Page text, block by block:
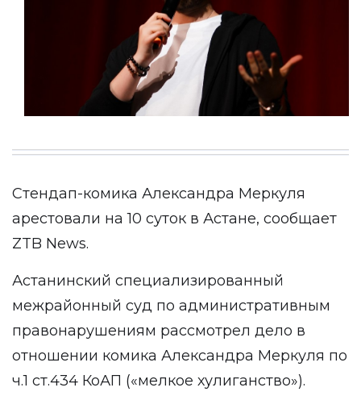
Стендап-комика Александра Меркуля
арестовали на 10 суток в Астане, сообщает
ZTB News.
Астанинский специализированный
межрайонный суд по административным
правонарушениям рассмотрел дело в
отношении комика Александра Меркуля по
ч.1 ст.434 КоАП («мелкое хулиганство»).